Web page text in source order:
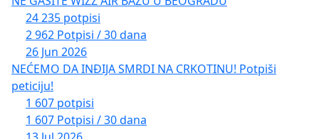
24 235 potpisi
2 962 Potpisi / 30 dana
26 Jun 2026
NEĆEMO DA INĐIJA SMRDI NA CRKOTINU! Potpiši
peticiju!
1 607 potpisi
1 607 Potpisi / 30 dana